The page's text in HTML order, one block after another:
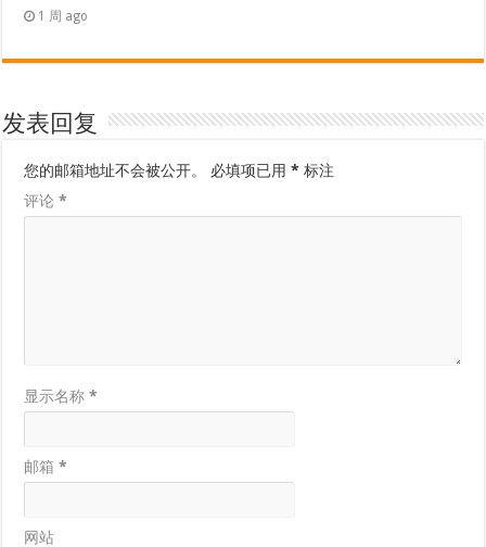
1 周 ago
发表回复
您的邮箱地址不会被公开。 必填项已用* 标注
评论*
显示名称*
邮箱*
网站